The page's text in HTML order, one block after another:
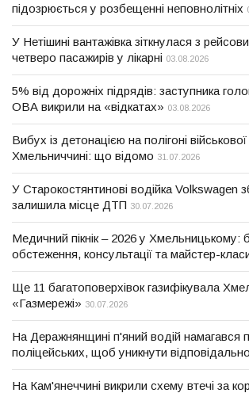
підозрюється у розбещенні неповнолітніх
У Нетішині вантажівка зіткнулася з
четверо пасажирів у лікарні 03.08.2026
5% від дорожніх підрядів: заступника
ОВА викрили на «відкатах» 03.08.2026
Вибух із детонацією на полігоні
Хмельниччині: що відомо 31.07.2026
У Старокостянтинові водійка Volkswagen
залишила місце ДТП 30.07.2026
Медичний пікнік – 2026 у Хмельницькому:
обстеження, консультації та майстер-
Ще 11 багатоповерхівок газифікувала
«Газмережі» 30.07.2026
На Деражнянщині п'яний водій намагався
поліцейських, щоб уникнути
На Кам'янеччині викрили схему втечі за